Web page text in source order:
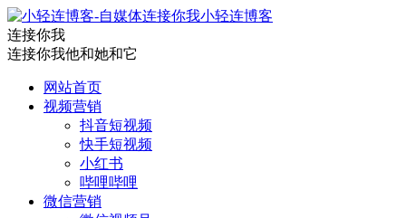
小轻连博客
连接你我
连接你我他和她和它
网站首页
视频营销
抖音短视频
快手短视频
小红书
哔哩哔哩
微信营销